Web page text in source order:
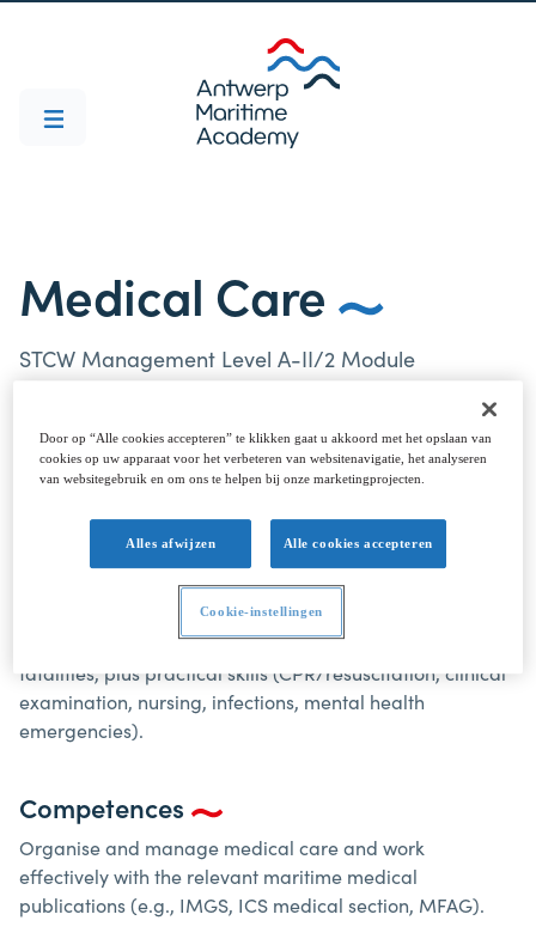
Medical Care
STCW Management Level A-II/2 Module
Course Dates
Course Content
Medical care on board: publications and administration,
hygiene and prevention, multiple casualties and
fatalities, plus practical skills (CPR/resuscitation, clinical
examination, nursing, infections, mental health
emergencies).
Competences
Organise and manage medical care and work
effectively with the relevant maritime medical
publications (e.g., IMGS, ICS medical section, MFAG).
Door op “Alle cookies accepteren” te klikken gaat u akkoord met het opslaan van
cookies op uw apparaat voor het verbeteren van websitenavigatie, het analyseren
van websitegebruik en om ons te helpen bij onze marketingprojecten.
Alles afwijzen Alle cookies accepteren
Cookie-instellingen